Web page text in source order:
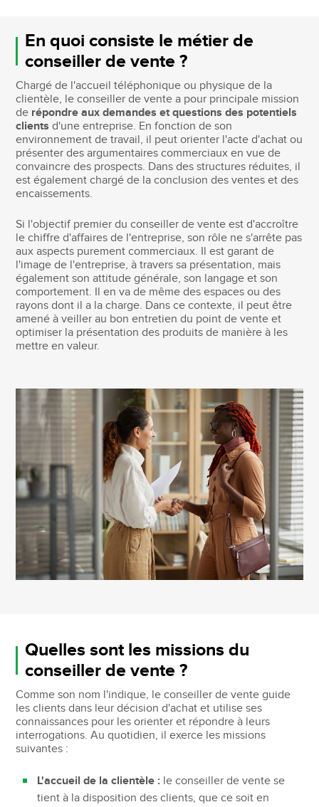
En quoi consiste le métier de
conseiller de vente ?
Chargé de l'accueil téléphonique ou physique de la
clientèle, le conseiller de vente a pour principale mission
de répondre aux demandes et questions des potentiels
clients d'une entreprise. En fonction de son
environnement de travail, il peut orienter l'acte d'achat ou
présenter des argumentaires commerciaux en vue de
convaincre des prospects. Dans des structures réduites, il
est également chargé de la conclusion des ventes et des
encaissements.
Si l'objectif premier du conseiller de vente est d'accroître
le chiffre d'affaires de l'entreprise, son rôle ne s'arrête pas
aux aspects purement commerciaux. Il est garant de
l'image de l'entreprise, à travers sa présentation, mais
également son attitude générale, son langage et son
comportement. Il en va de même des espaces ou des
rayons dont il a la charge. Dans ce contexte, il peut être
amené à veiller au bon entretien du point de vente et
optimiser la présentation des produits de manière à les
mettre en valeur.
Quelles sont les missions du
conseiller de vente ?
Comme son nom l'indique, le conseiller de vente guide
les clients dans leur décision d'achat et utilise ses
connaissances pour les orienter et répondre à leurs
interrogations. Au quotidien, il exerce les missions
suivantes :
L'accueil de la clientèle : le conseiller de vente se
tient à la disposition des clients, que ce soit en